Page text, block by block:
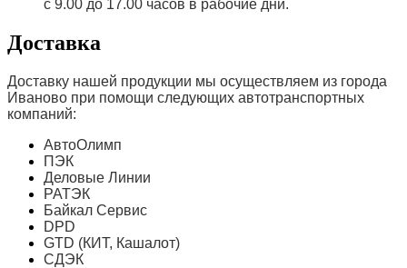
с 9.00 до 17.00 часов в рабочие дни.
Доставка
Доставку нашей продукции мы осуществляем из города
Иваново при помощи следующих автотранспортных
компаний:
АвтоОлимп
ПЭК
Деловые Линии
РАТЭК
Байкал Сервис
DPD
GTD (КИТ, Кашалот)
СДЭК